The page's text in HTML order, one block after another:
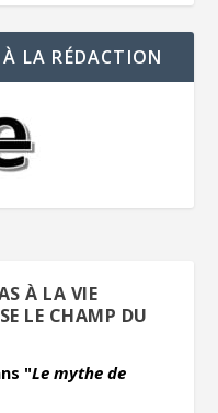
LA RÉDACTION
À LA VIE
LE CHAMP DU
"Le mythe de